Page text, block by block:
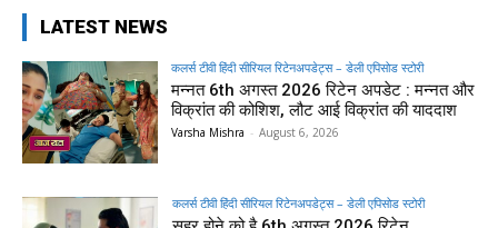
LATEST NEWS
कलर्स टीवी हिंदी सीरियल रिटेनअपडेट्स – डेली एपिसोड स्टोरी
मन्नत 6th अगस्त 2026 रिटेन अपडेट : मन्नत और
विक्रांत की कोशिश, लौट आई विक्रांत की याददाश
Varsha Mishra - August 6, 2026
कलर्स टीवी हिंदी सीरियल रिटेनअपडेट्स – डेली एपिसोड स्टोरी